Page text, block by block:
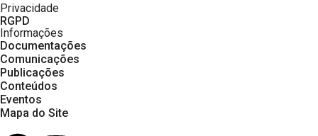
Privacidade
RGPD
Informações
Documentações
Comunicações
Publicações
Conteúdos
Eventos
Mapa do Site